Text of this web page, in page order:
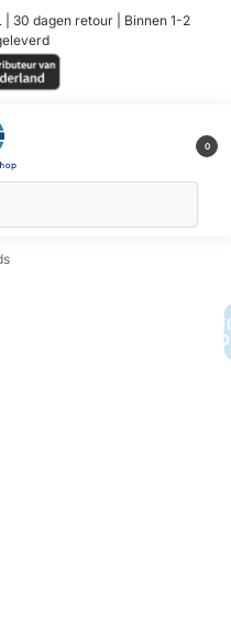
30 dagen retour | Binnen 1-2
0